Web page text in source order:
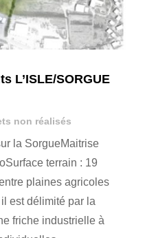
L’ISLE/SORGUE
non réalisés
la SorgueMaitrise
terrain : 19
plaines agricoles
est délimité par la
friche industrielle à